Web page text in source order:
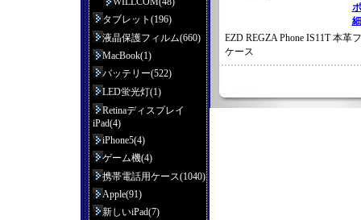
EZD REGZA Phone IS11T 本革
ケース
タブレット(196)
液晶保護フィルム(660)
MacBook(1)
バッテリー(522)
LED蛍光灯(1)
Retinaディスプレイ
iPad(4)
iPhone5(4)
ゲーム機(4)
携帯電話用ケース(1040)
Apple(91)
新しいiPad(7)